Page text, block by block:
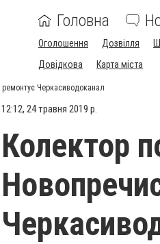
Головна
Оголошення Дозвілля
Довідкова
Карта міста
ремонтує Черкасиводоканал
12:12, 24 травня 2019 р.
Колектор